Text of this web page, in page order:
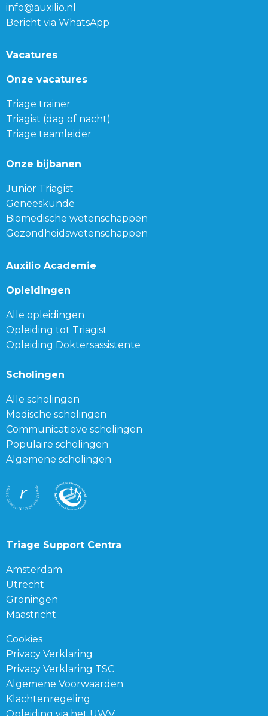
info@auxilio.nl
Bericht via WhatsApp
Vacatures
Onze vacatures
Triage trainer
Triagist (dag of nacht)
Triage teamleider
Onze bijbanen
Junior Triagist
Geneeskunde
Biomedische wetenschappen
Gezondheidswetenschappen
Auxilio Academie
Opleidingen
Alle opleidingen
Opleiding tot Triagist
Opleiding Doktersassistente
Scholingen
Alle scholingen
Medische scholingen
Communicatieve scholingen
Populaire scholingen
Algemene scholingen
Triage Support Centra
Amsterdam
Utrecht
Groningen
Maastricht
Cookies
Privacy Verklaring
Privacy Verklaring TSC
Algemene Voorwaarden
Klachtenregeling